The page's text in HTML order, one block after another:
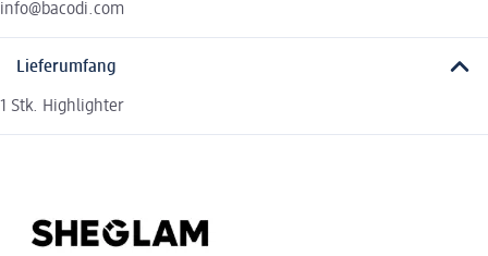
info@bacodi.com
Lieferumfang
1 Stk. Highlighter